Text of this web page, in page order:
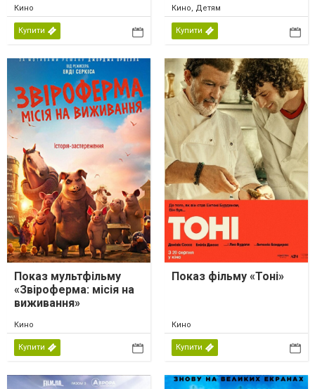
Кино
Купити
Кино, Детям
Купити
Показ мультфільму
«Звіроферма: місія на
виживання»
Кино
Купити
Показ фільму «Тоні»
Кино
Купити